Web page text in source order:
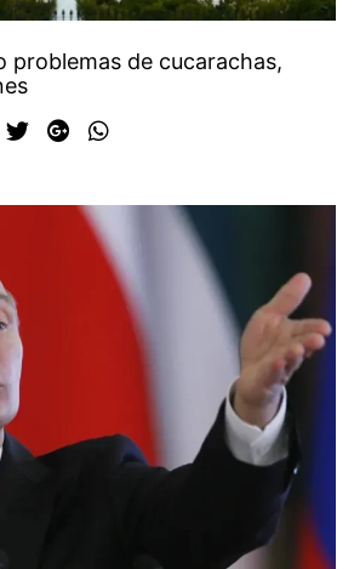
problemas de cucarachas,